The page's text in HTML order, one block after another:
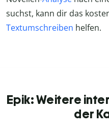
suchst, kann dir das
Textumschreiben helfen.
Epik: Weitere
der